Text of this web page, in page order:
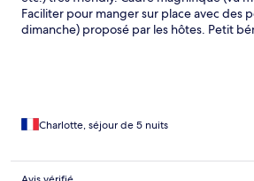
Faciliter pour manger sur place avec des
dimanche) proposé par les hôtes. Petit
Charlotte, séjour de 5 nuits